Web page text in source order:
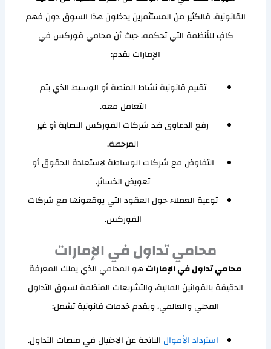
القانونية، فالكثير من المستثمرين يدخلون هذا السوق دون فهم
كافٍ للأنظمة التي تحكمه، حيث أن محامي فوركس في
الإمارات يقدم:
تقييم قانونية نشاط المنصة أو الوسيط الذي يتم
التعامل معه.
رفع الدعاوى ضد شركات الفوركس النصابة أو غير
المرخصة.
التفاوض مع شركات الوساطة لاستعادة الحقوق أو
تعويض الخسائر.
توعية العملاء حول العقود التي يوقعونها مع شركات
الفوركس.
محامي تداول في الإمارات
محامي تداول في الإماراتهو المحامي الذي يملك المعرفة
الدقيقة بالقوانين المالية، والتشريعات المنظمة لسوق التداول
المحلي والعالمي، ويقدم خدمات قانونية تشمل:
استرداد الأموال الناتجة عن الاحتيال في منصات التداول.